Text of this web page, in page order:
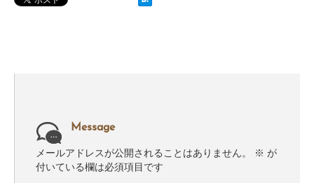
Message
メールアドレスが公開されることはありません。 ※ が
付いている欄は必須項目です